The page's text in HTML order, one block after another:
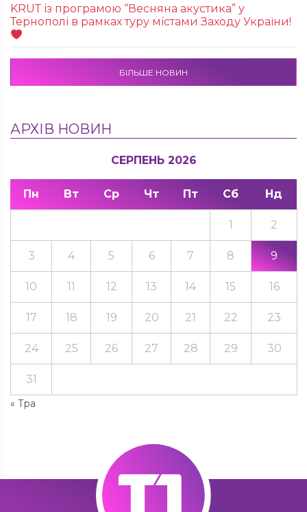
KRUТ із програмою “Весняна акустика” у
Тернополі в рамках туру містами Заходу України!
БІЛЬШЕ НОВИН
АРХІВ НОВИН
СЕРПЕНЬ 2026
Пн Вт Ср Чт Пт Сб Нд
« Тра
1 2
3 4 5 6 7 8 9
10 11 12 13 14 15 16
17 18 19 20 21 22 23
24 25 26 27 28 29 30
31